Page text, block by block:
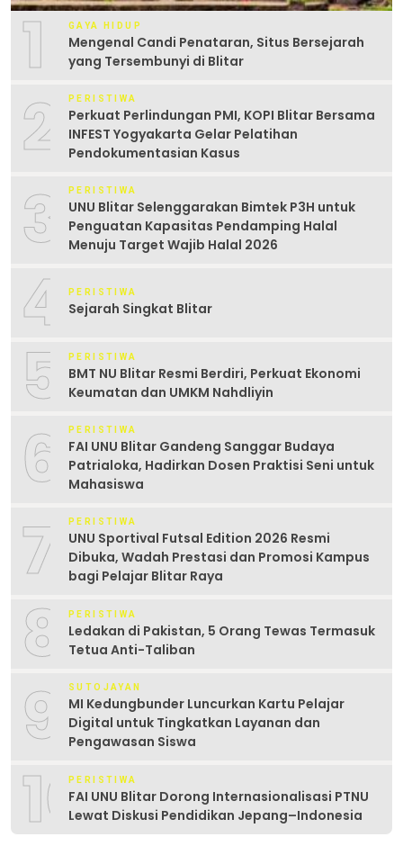
1 GAYA HIDUP
Mengenal Candi Penataran, Situs Bersejarah
yang Tersembunyi di Blitar
2 PERISTIWA
Perkuat Perlindungan PMI, KOPI Blitar Bersama
INFEST Yogyakarta Gelar Pelatihan
Pendokumentasian Kasus
3 PERISTIWA
UNU Blitar Selenggarakan Bimtek P3H untuk
Penguatan Kapasitas Pendamping Halal
Menuju Target Wajib Halal 2026
4 PERISTIWA
Sejarah Singkat Blitar
5 PERISTIWA
BMT NU Blitar Resmi Berdiri, Perkuat Ekonomi
Keumatan dan UMKM Nahdliyin
6 PERISTIWA
FAI UNU Blitar Gandeng Sanggar Budaya
Patrialoka, Hadirkan Dosen Praktisi Seni untuk
Mahasiswa
7 PERISTIWA
UNU Sportival Futsal Edition 2026 Resmi
Dibuka, Wadah Prestasi dan Promosi Kampus
bagi Pelajar Blitar Raya
8 PERISTIWA
Ledakan di Pakistan, 5 Orang Tewas Termasuk
Tetua Anti-Taliban
9 SUTOJAYAN
MI Kedungbunder Luncurkan Kartu Pelajar
Digital untuk Tingkatkan Layanan dan
Pengawasan Siswa
10PERISTIWA
FAI UNU Blitar Dorong Internasionalisasi PTNU
Lewat Diskusi Pendidikan Jepang–Indonesia